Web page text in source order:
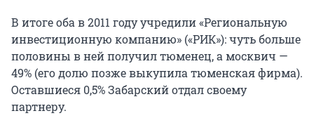
В итоге оба в 2011 году учредили «Региональную
инвестиционную компанию» («РИК»): чуть больше
половины в ней получил тюменец, а москвич —
49% (его долю позже выкупила тюменская фирма).
Оставшиеся 0,5% Забарский отдал своему
партнеру.